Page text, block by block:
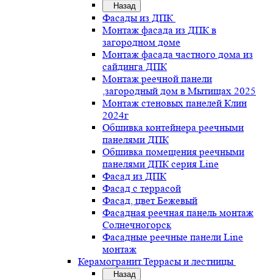
Назад
Фасады из ДПК
Монтаж фасада из ДПК в
загородном доме
Монтаж фасада частного дома из
сайдинга ДПК
Монтаж реечной панели
,загородный дом в Мытищах 2025
Монтаж стеновых панелей Клин
2024г
Обшивка контейнера реечными
панелями ДПК
Обшивка помещения реечными
панелями ДПК серия Line
Фасад из ДПК
Фасад с террасой
Фасад, цвет Бежевый
Фасадная реечная панель монтаж
Солнечногорск
Фасадные реечные панели Line
монтаж
Керамогранит.Террасы и лестницы
Назад